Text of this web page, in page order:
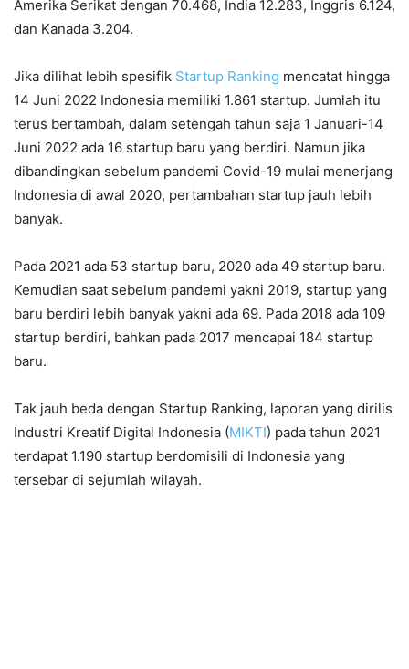
Amerika Serikat dengan 70.468, India 12.283, Inggris 6.124,
dan Kanada 3.204.
Jika dilihat lebih spesifik Startup Ranking mencatat hingga
14 Juni 2022 Indonesia memiliki 1.861 startup. Jumlah itu
terus bertambah, dalam setengah tahun saja 1 Januari-14
Juni 2022 ada 16 startup baru yang berdiri. Namun jika
dibandingkan sebelum pandemi Covid-19 mulai menerjang
Indonesia di awal 2020, pertambahan startup jauh lebih
banyak.
Pada 2021 ada 53 startup baru, 2020 ada 49 startup baru.
Kemudian saat sebelum pandemi yakni 2019, startup yang
baru berdiri lebih banyak yakni ada 69. Pada 2018 ada 109
startup berdiri, bahkan pada 2017 mencapai 184 startup
baru.
Tak jauh beda dengan Startup Ranking, laporan yang dirilis
Industri Kreatif Digital Indonesia (MIKTI) pada tahun 2021
terdapat 1.190 startup berdomisili di Indonesia yang
tersebar di sejumlah wilayah.